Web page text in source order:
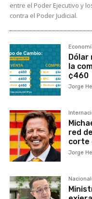
entre el Poder Ejecutivo y
contra el Poder Judicial.
Dólar
la
¢460
Jorge
red
corte
Jorge